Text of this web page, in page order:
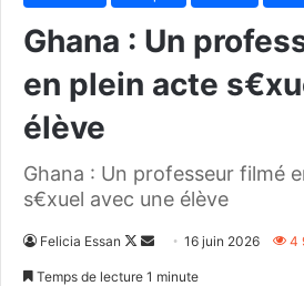
Ghana : Un
en plein acte
élève
Ghana : Un professeur filmé
s€xuel avec une élève
Felicia Essan
Follow
Envoyer16 juin 2026 4
Temps de lecture 1 minute